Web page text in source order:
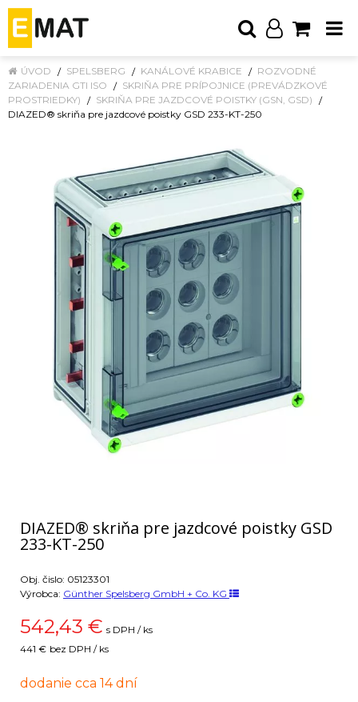
ÚVOD SPELSBERG KANÁLOVÉ KRABICE
ROZVODNÉ
ZARIADENIA GTI ISO
SKRIŇA PRE PRÍPOJNICE (PREVÁDZKOVÉ
PROSTRIEDKY)
SKRIŇA PRE JAZDCOVÉ POISTKY (GSN, GSD)
DIAZED® skriňa pre jazdcové poistky GSD 233-KT-250
DIAZED® skriňa pre jazdcové poistky GSD
233-KT-250
Obj. čislo: 05123301
Výrobca: Günther Spelsberg GmbH + Co. KG
542,43 € s DPH / ks
441 € bez DPH / ks
dodanie cca 14 dní